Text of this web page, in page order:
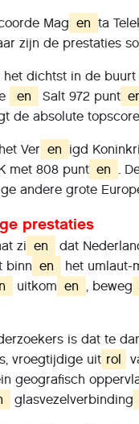
Mag en ta
zijn de prestaties
dichtst in de
en Salt 972 punt
de absolute
Ver en igd
met 808 punt en .
andere grote
prestaties
zi en dat
binn en het umlaut-
uitkom en , beweg
is dat te
vroegtijdige uit rol
geografisch
glasvezelverbinding